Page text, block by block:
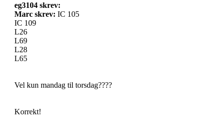
eg3104 skrev:
Marc skrev: IC 105
IC 109
L26
L69
L28
L65
Vel kun mandag til torsdag????
Korrekt!